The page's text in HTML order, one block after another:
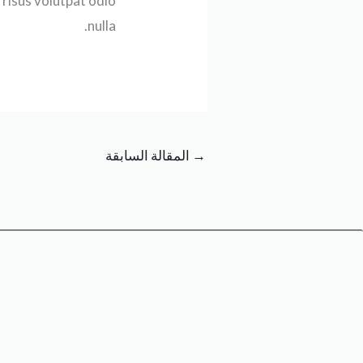
nulla.
→ المقالة السابقة